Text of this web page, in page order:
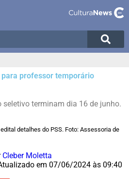
professor temporário
seletivo terminam dia 16 de junho.
detalhes do PSS. Foto: Assessoria de
Cleber Moletta
em 07/06/2024 às 09:40